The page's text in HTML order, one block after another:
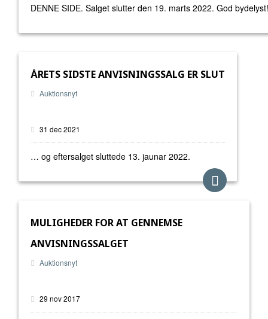
DENNE SIDE. Salget slutter den 19. marts 2022. God
ÅRETS SIDSTE ANVISNINGSSALG ER SLUT
Auktionsnyt
31 dec 2021
… og eftersalget sluttede 13. jaunar 2022.
MULIGHEDER FOR AT GENNEMSE
ANVISNINGSSALGET
Auktionsnyt
29 nov 2017